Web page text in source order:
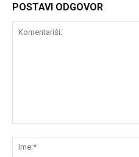
POSTAVI ODGOVOR